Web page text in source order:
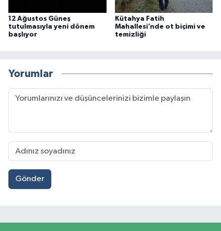
12 Ağustos Güneş
tutulmasıyla yeni dönem
başlıyor
Kütahya Fatih
Mahallesi’nde ot biçimi ve
temizliği
Yorumlar
Gönder